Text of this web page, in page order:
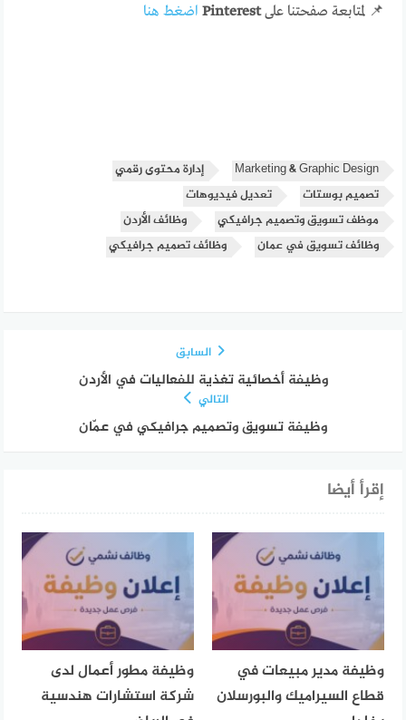
📌 لمتابعة صفحتنا علىPinterest اضغط هنا
Marketing & Graphic Design
إدارة محتوى رقمي
تصميم بوستات
تعديل فيديوهات
موظف تسويق وتصميم جرافيكي
وظائف الأردن
وظائف تسويق في عمان
وظائف تصميم جرافيكي
السابق
وظيفة أخصائية تغذية للفعاليات في الأردن
التالي
وظيفة تسويق وتصميم جرافيكي في عمّان
إقرأ أيضا
وظيفة مدير مبيعات في
قطاع السيراميك والبورسلان
وظيفة مطور أعمال لدى
شركة استشارات هندسية